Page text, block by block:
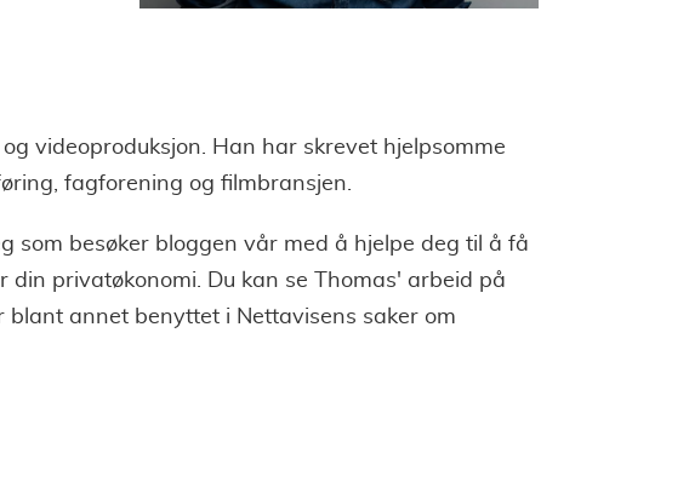
videoproduksjon. Han har skrevet hjelpsomme
fagforening og filmbransjen.
som besøker bloggen vår med å hjelpe deg til å få
privatøkonomi. Du kan se Thomas' arbeid på
annet benyttet i Nettavisens saker om